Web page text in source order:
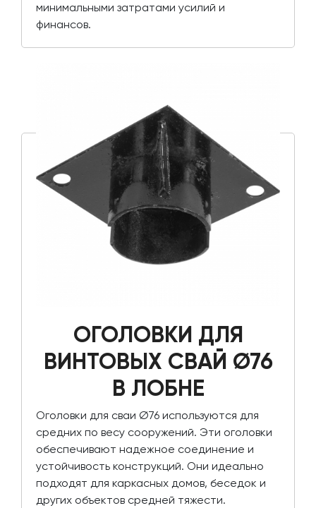
минимальными затратами усилий и
финансов.
ОГОЛОВКИ ДЛЯ
ВИНТОВЫХ СВАЙ Ø76
В ЛОБНЕ
Оголовки для сваи Ø76 используются для
средних по весу сооружений. Эти оголовки
обеспечивают надежное соединение и
устойчивость конструкций. Они идеально
подходят для каркасных домов, беседок и
других объектов средней тяжести.